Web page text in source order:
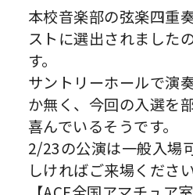
本校音楽部の弦楽四重
ストに選出されました
す。
サントリーホールで演
か無く、今回の入選を
喜んでいるそうです。
2/23の公演は一般入場
しければご来場ください